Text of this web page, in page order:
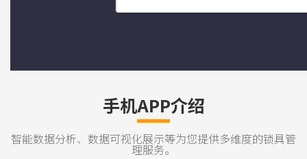
为每把钥匙设置开锁权限和
开关锁记录一目了然
手机APP介绍
智能数据分析、数据可视化展示等为您提供多维度的锁具管
理服务。